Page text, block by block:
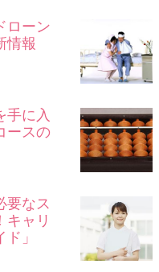
ローン
情報
手に入
ースの
要なス
キャリ
」